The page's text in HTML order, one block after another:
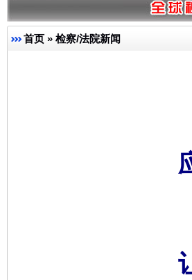
首页 » 检察/法院新闻